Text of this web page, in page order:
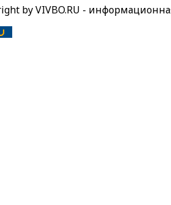
by VIVBO.RU -